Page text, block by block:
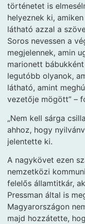
történetet is
helyeznek ki,
látható azzal a
Soros nevessen a
megjelennek, amin
marionett
legutóbb olyanok,
látható, amint
vezetője mögött” –
„Nem kell sárga
ahhoz, hogy
jelentette ki.
A nagykövet ezen
nemzetközi
felelős államtitkár,
Pressman által is
Magyarországon
majd hozzátette,